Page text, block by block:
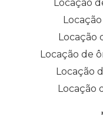
Locação
Locação
Locação de
Locação
Locação